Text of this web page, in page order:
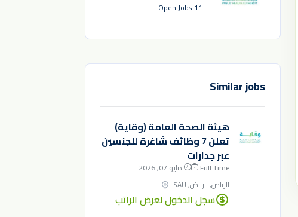
11 Open Jobs
Similar jobs
هيئة الصحة العامة (وقاية)
تعلن 7 وظائف شاغرة للجنسين
عبر جدارات
Full Time
مايو 07, 2026
الرياض, الرياض, SAU
سجل الدخول لعرض الراتب